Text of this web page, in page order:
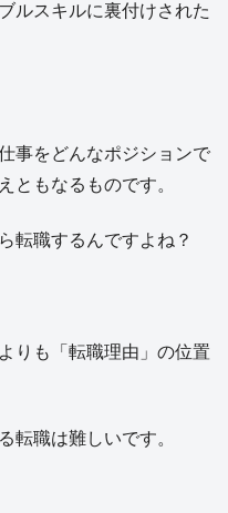
ルスキルに裏付けされた
事をどんなポジションで
ともなるものです。
転職するんですよね？
りも「転職理由」の位置
転職は難しいです。